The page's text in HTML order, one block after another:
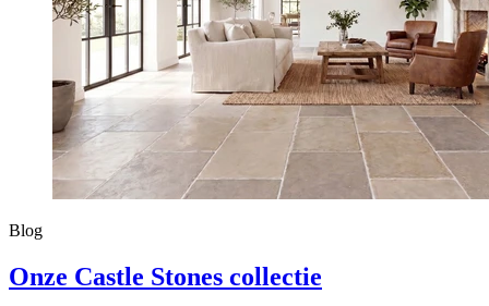
Blog
Onze Castle Stones collectie